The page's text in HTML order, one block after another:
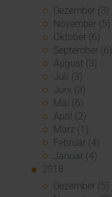
Dezember (3)
November (5)
Oktober (6)
September (6)
August (3)
Juli (3)
Juni (3)
Mai (6)
April (2)
März (1)
Februar (4)
Januar (4)
2018
Dezember (5)